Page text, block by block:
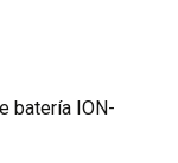
batería ION-